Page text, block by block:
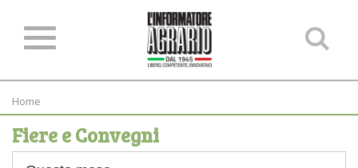
Home
Fiere e Convegni